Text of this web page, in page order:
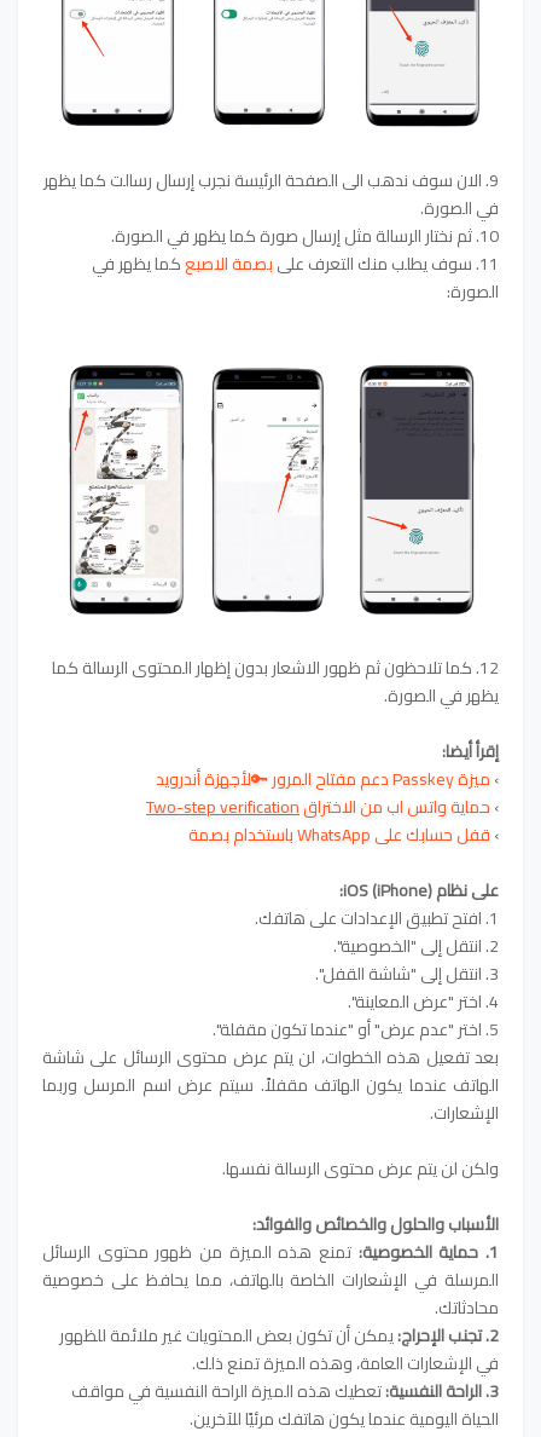
9. الان سوف ندهب الى الصفحة الرئيسة نجرب إرسال رسالت كما يظهر
في الصورة.
10. ثم نختار الرسالة مثل إرسال صورة كما يظهر في الصورة.
11. سوف يطلب منك التعرف على
بصمة الاصبعكما يظهر في
الصورة:
12. كما تلاحظون ثم ظهور الاشعار بدون إظهار المحتوى الرسالة كما
يظهر في الصورة.
إقرأ أيضا:
›ميزة Passkey دعم مفتاح المرور 🔑لأجهزة أندرويد
›حماية واتس اب من الاختراقTwo-step verification
›قفل حسابك على WhatsApp باستخدام بصمة
على نظام iOS (iPhone):
1. افتح تطبيق الإعدادات على هاتفك.
2. انتقل إلى "الخصوصية".
3. انتقل إلى "شاشة القفل".
4. اختر "عرض المعاينة".
5. اختر "عدم عرض" أو "عندما تكون مقفلة".
بعد تفعيل هذه الخطوات، لن يتم عرض محتوى الرسائل على شاشة
الهاتف عندما يكون الهاتف مقفلاً. سيتم عرض اسم المرسل وربما
الإشعارات.
ولكن لن يتم عرض محتوى الرسالة نفسها.
الأسباب والحلول والخصائص والفوائد:
1. حماية الخصوصية:
تمنع هذه الميزة من ظهور محتوى الرسائل
المرسلة في الإشعارات الخاصة بالهاتف، مما يحافظ على خصوصية
محادثاتك.
2. تجنب الإحراج:
يمكن أن تكون بعض المحتويات غير ملائمة للظهور
في الإشعارات العامة، وهذه الميزة تمنع ذلك.
3. الراحة النفسية:
تعطيك هذه الميزة الراحة النفسية في مواقف
الحياة اليومية عندما يكون هاتفك مرئيًا للآخرين.